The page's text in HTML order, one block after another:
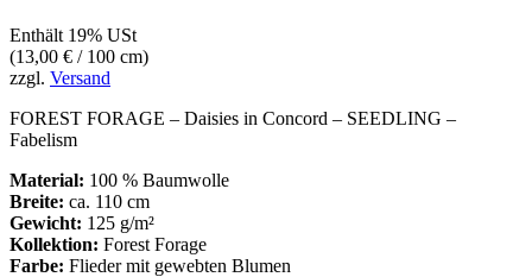
Enthält 19% USt
(13,00 € / 100 cm)
zzgl. Versand
FOREST FORAGE – Daisies in Concord – SEEDLING –
Fabelism
Material: 100 % Baumwolle
Breite: ca. 110 cm
Gewicht: 125 g/m²
Kollektion: Forest Forage
Farbe: Flieder mit gewebten Blumen